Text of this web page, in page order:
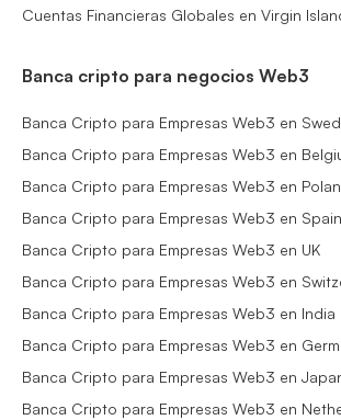
Cuentas Financieras Globales en Virgin
Banca cripto para negocios Web3
Banca Cripto para Empresas Web3 en
Banca Cripto para Empresas Web3 en
Banca Cripto para Empresas Web3 en
Banca Cripto para Empresas Web3 en Spain
Banca Cripto para Empresas Web3 en UK
Banca Cripto para Empresas Web3 en
Banca Cripto para Empresas Web3 en India
Banca Cripto para Empresas Web3 en
Banca Cripto para Empresas Web3 en
Banca Cripto para Empresas Web3 en